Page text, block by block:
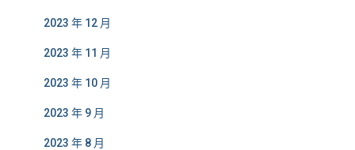
2023 年 12 月
2023 年 11 月
2023 年 10 月
2023 年 9 月
2023 年 8 月